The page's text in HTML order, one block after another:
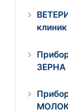
клиник
ЗЕРНА